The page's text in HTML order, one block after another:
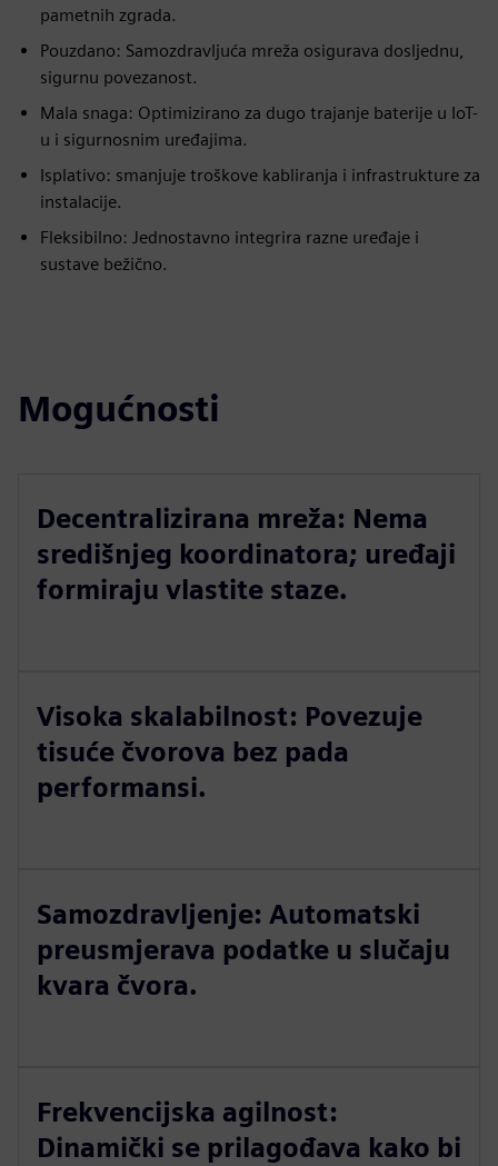
pametnih zgrada.
Pouzdano: Samozdravljuća mreža osigurava dosljednu,
sigurnu povezanost.
Mala snaga: Optimizirano za dugo trajanje baterije u IoT-
u i sigurnosnim uređajima.
Isplativo: smanjuje troškove kabliranja i infrastrukture za
instalacije.
Fleksibilno: Jednostavno integrira razne uređaje i
sustave bežično.
Mogućnosti
Decentralizirana mreža: Nema
središnjeg koordinatora; uređaji
formiraju vlastite staze.
Visoka skalabilnost: Povezuje
tisuće čvorova bez pada
performansi.
Samozdravljenje: Automatski
preusmjerava podatke u slučaju
kvara čvora.
Frekvencijska agilnost:
Dinamički se prilagođava kako bi